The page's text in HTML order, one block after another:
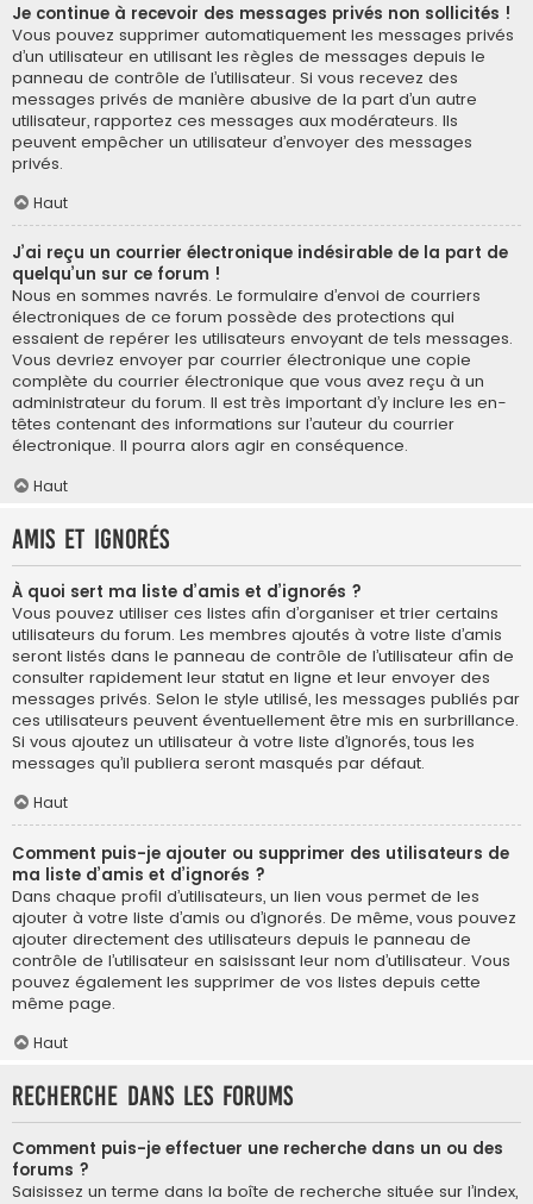
Je continue à recevoir des messages privés non sollicités !
Vous pouvez supprimer automatiquement les messages privés
d’un utilisateur en utilisant les règles de messages depuis le
panneau de contrôle de l’utilisateur. Si vous recevez des
messages privés de manière abusive de la part d’un autre
utilisateur, rapportez ces messages aux modérateurs. Ils
peuvent empêcher un utilisateur d’envoyer des messages
privés.
Haut
J’ai reçu un courrier électronique indésirable de la part de
quelqu’un sur ce forum !
Nous en sommes navrés. Le formulaire d’envoi de courriers
électroniques de ce forum possède des protections qui
essaient de repérer les utilisateurs envoyant de tels messages.
Vous devriez envoyer par courrier électronique une copie
complète du courrier électronique que vous avez reçu à un
administrateur du forum. Il est très important d’y inclure les en-
têtes contenant des informations sur l’auteur du courrier
électronique. Il pourra alors agir en conséquence.
Haut
Amis et ignorés
À quoi sert ma liste d’amis et d’ignorés ?
Vous pouvez utiliser ces listes afin d’organiser et trier certains
utilisateurs du forum. Les membres ajoutés à votre liste d’amis
seront listés dans le panneau de contrôle de l’utilisateur afin de
consulter rapidement leur statut en ligne et leur envoyer des
messages privés. Selon le style utilisé, les messages publiés par
ces utilisateurs peuvent éventuellement être mis en surbrillance.
Si vous ajoutez un utilisateur à votre liste d’ignorés, tous les
messages qu’il publiera seront masqués par défaut.
Haut
Comment puis-je ajouter ou supprimer des utilisateurs de
ma liste d’amis et d’ignorés ?
Dans chaque profil d’utilisateurs, un lien vous permet de les
ajouter à votre liste d’amis ou d’ignorés. De même, vous pouvez
ajouter directement des utilisateurs depuis le panneau de
contrôle de l’utilisateur en saisissant leur nom d’utilisateur. Vous
pouvez également les supprimer de vos listes depuis cette
même page.
Haut
Recherche dans les forums
Comment puis-je effectuer une recherche dans un ou des
forums ?
Saisissez un terme dans la boîte de recherche située sur l’index,